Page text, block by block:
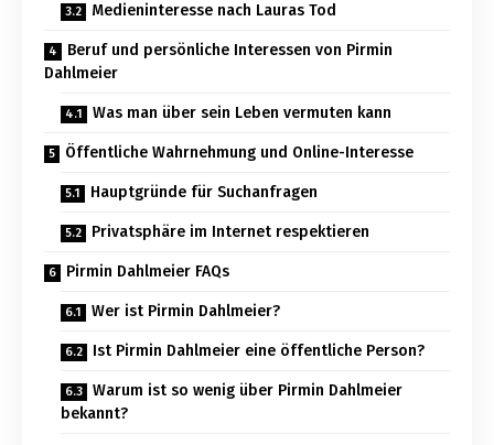
Medieninteresse nach Lauras Tod
Beruf und persönliche Interessen von Pirmin
Dahlmeier
Was man über sein Leben vermuten kann
Öffentliche Wahrnehmung und Online-Interesse
Hauptgründe für Suchanfragen
Privatsphäre im Internet respektieren
Pirmin Dahlmeier FAQs
Wer ist Pirmin Dahlmeier?
Ist Pirmin Dahlmeier eine öffentliche Person?
Warum ist so wenig über Pirmin Dahlmeier
bekannt?